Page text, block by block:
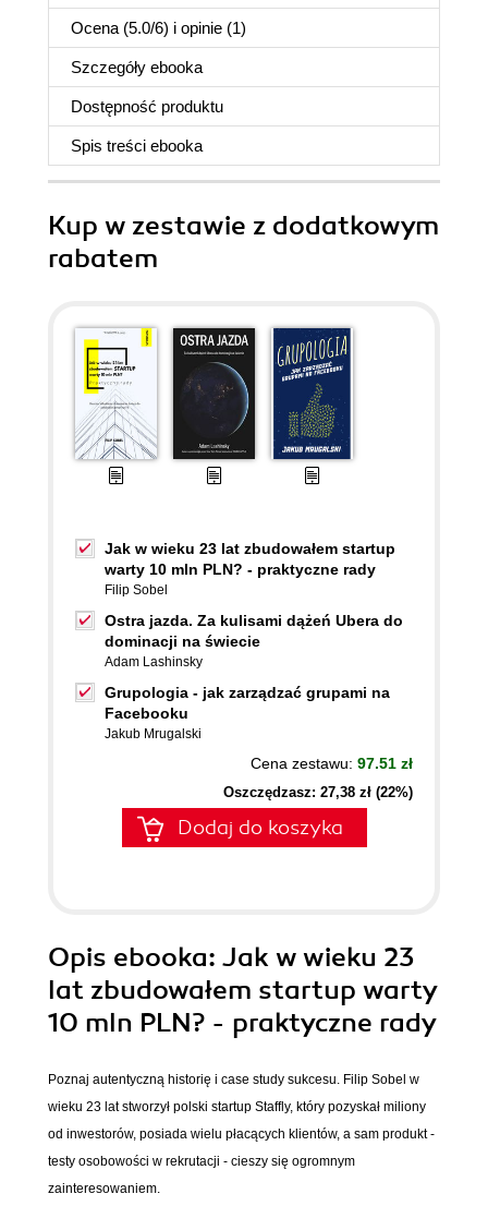
Ocena (5.0/6) i opinie (1)
Szczegóły ebooka
Dostępność produktu
Spis treści ebooka
Kup w zestawie z dodatkowym
rabatem
Jak w wieku 23 lat zbudowałem startup
warty 10 mln PLN? - praktyczne rady
Filip Sobel
Ostra jazda. Za kulisami dążeń Ubera do
dominacji na świecie
Adam Lashinsky
Grupologia - jak zarządzać grupami na
Facebooku
Jakub Mrugalski
Cena zestawu: 97.51 zł
Oszczędzasz: 27,38 zł (22%)
Dodaj do koszyka
Opis ebooka: Jak w wieku 23
lat zbudowałem startup warty
10 mln PLN? - praktyczne rady
Poznaj autentyczną historię i case study sukcesu. Filip Sobel w
wieku 23 lat stworzył polski startup Staffly, który pozyskał miliony
od inwestorów, posiada wielu płacących klientów, a sam produkt -
testy osobowości w rekrutacji - cieszy się ogromnym
zainteresowaniem.